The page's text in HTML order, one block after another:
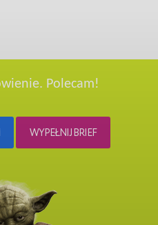
Polecam!
WYPEŁNIJ BRIEF